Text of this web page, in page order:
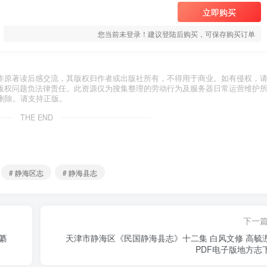
立即购买
您当前未登录！建议登陆后购买，可保存购买订单
著读后感交流，其版权归作者或出版社所有，不得用于商业。如有侵权，请
问题负法律责任。此资源仅为搜集整理的劳动行为及服务器日常运营维护所
。请支持正版。
THE END
# 静海区志 # 静海县志
下一篇
天津市静海区《民国静海县志》十二集 白风文修 高毓
PDF电子版地方志